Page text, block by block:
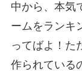
中から、本気
ームをランキ
ってばよ！た
作られている